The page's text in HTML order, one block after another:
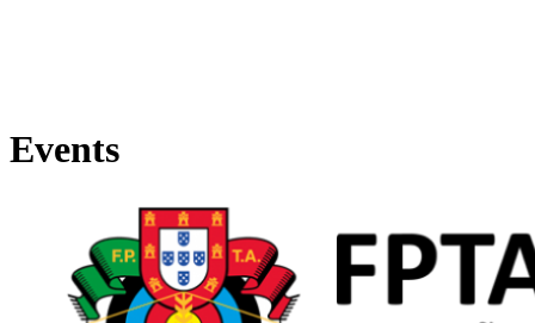
Events